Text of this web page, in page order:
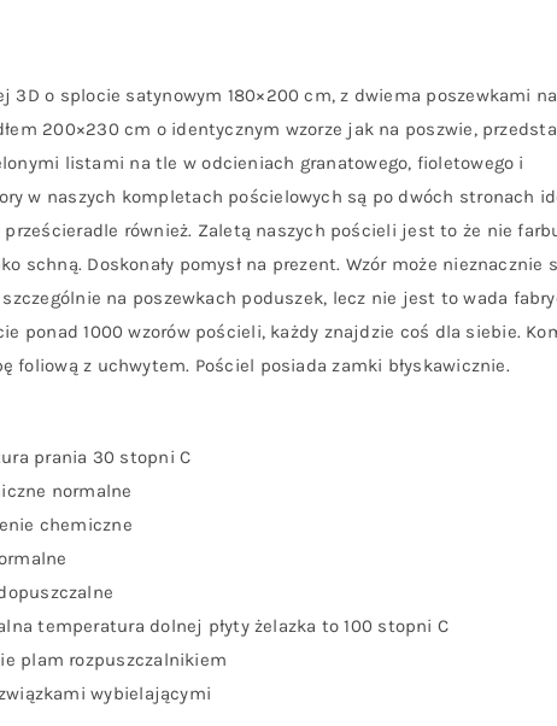
3D o splocie satynowym 180×200 cm, z dwiema poszewkami
200×230 cm o identycznym wzorze jak na poszwie,
listami na tle w odcieniach granatowego, fioletowego i
w naszych kompletach pościelowych są po dwóch stronach
prześcieradle również. Zaletą naszych pościeli jest to że nie
schną. Doskonały pomysł na prezent. Wzór może nieznacznie
na poszewkach poduszek, lecz nie jest to wada
ponad 1000 wzorów pościeli, każdy znajdzie coś dla siebie.
foliową z uchwytem. Pościel posiada zamki błyskawicznie.
prania 30 stopni C
normalne
chemiczne
temperatura dolnej płyty żelazka to 100 stopni C
plam rozpuszczalnikiem
wybielającymi